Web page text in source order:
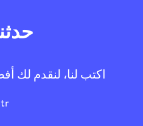
اكتب لنا، لنقدم لك